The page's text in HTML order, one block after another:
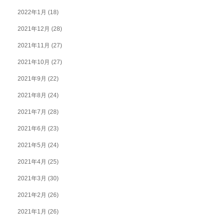
2022年1月 (18)
2021年12月 (28)
2021年11月 (27)
2021年10月 (27)
2021年9月 (22)
2021年8月 (24)
2021年7月 (28)
2021年6月 (23)
2021年5月 (24)
2021年4月 (25)
2021年3月 (30)
2021年2月 (26)
2021年1月 (26)